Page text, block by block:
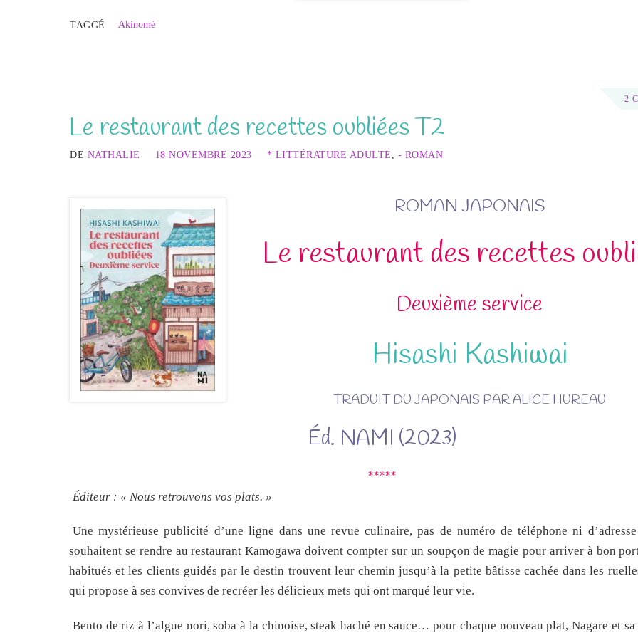
TAGGÉ Akinomé
2
Le restaurant des recettes oubliées T2
DE NATHALIE 18 NOVEMBRE 2023 * LITTÉRATURE ADULTE, - ROMAN
ROMAN JAPONAIS
Le restaurant des recettes
Deuxième service
Hisashi Kashiwai
TRADUIT DU JAPONAIS PAR ALICE HUREAU
Éd. NAMI (2023)
*****
Éditeur : « Nous retrouvons vos plats. »
Une mystérieuse publicité d’une ligne dans une revue culinaire, pas de numéro de téléphone ni
souhaitent se rendre au restaurant Kamogawa doivent compter sur un soupçon de magie pour arriver à bon
habitués et les clients guidés par le destin trouvent leur chemin jusqu’à la petite bâtisse cachée dans les
qui propose à ses convives de recréer les délicieux mets qui ont marqué leur vie.
Bento de riz à l’algue nori, soba à la chinoise, steak haché en sauce… pour chaque nouveau plat, Nagare et